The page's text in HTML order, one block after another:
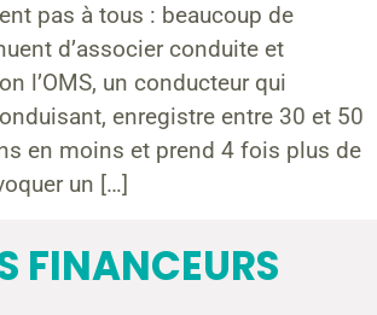
pas à tous : beaucoup de
d’associer conduite et
l’OMS, un conducteur qui
enregistre entre 30 et 50
en moins et prend 4 fois plus de
un […]
FINANCEURS